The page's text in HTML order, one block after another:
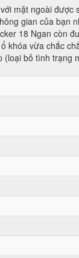
mặt ngoài
gian của bạn
18 Ngan còn
khóa vừa chắc
(loại bỏ tình trạng